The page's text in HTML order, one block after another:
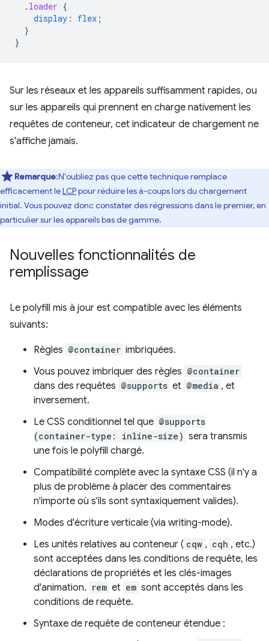
. loader {
display : flex ;
}
}
Sur les réseaux et les appareils suffisamment rapides, ou
sur les appareils qui prennent en charge nativement les
requêtes de conteneur, cet indicateur de chargement ne
s'affiche jamais.
Remarque:N'oubliez pas que cette technique remplace
efficacement leLCPpour réduire les à-coups lors du chargement
initial. Vous pouvez donc constater des régressions dans le premier, en
particulier sur les appareils bas de gamme.
Nouvelles fonctionnalités de
remplissage
Le polyfill mis à jour est compatible avec les éléments
suivants:
Règles @container imbriquées.
Vous pouvez imbriquer des règles @container
dans des requêtes @supports et @media , et
inversement.
Le CSS conditionnel tel que @supports
(container-type: inline-size) sera transmis
une fois le polyfill chargé.
Compatibilité complète avec la syntaxe CSS (il n'y a
plus de problème à placer des commentaires
n'importe où s'ils sont syntaxiquement valides).
Modes d'écriture verticale (via writing-mode).
Les unités relatives au conteneur ( cqw , cqh , etc.)
sont acceptées dans les conditions de requête, les
déclarations de propriétés et les clés-images
d'animation. rem et em sont acceptés dans les
conditions de requête.
Syntaxe de requête de conteneur étendue :